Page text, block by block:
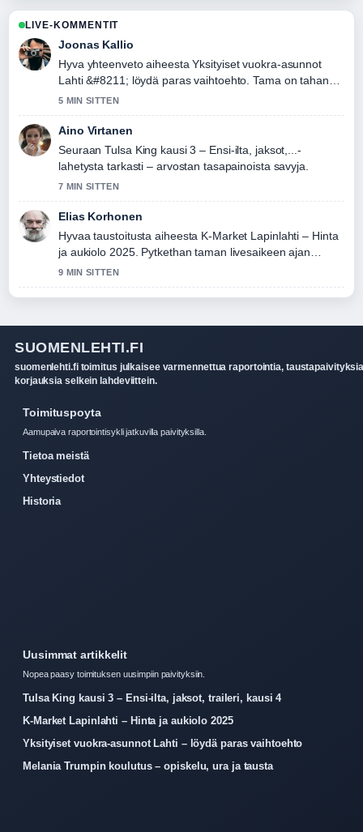
LIVE-KOMMENTIT
Joonas Kallio
Hyva yhteenveto aiheesta Yksityiset vuokra-asunnot
Lahti &#8211; löydä paras vaihtoehto. Tama on tahan
mennessa selkein kooste tanaan.
5 MIN SITTEN
Aino Virtanen
Seuraan Tulsa King kausi 3 – Ensi-ilta, jaksot,...-
lahetysta tarkasti – arvostan tasapainoista savyja.
7 MIN SITTEN
Elias Korhonen
Hyvaa taustoitusta aiheesta K-Market Lapinlahti – Hinta
ja aukiolo 2025. Pytkethan taman livesaikeen ajan
tasalla.
9 MIN SITTEN
SUOMENLEHTI.FI
suomenlehti.fi toimitus julkaisee varmennettua raportointia,
korjauksia selkein lahdeviittein.
Toimituspoyta
Aamupaiva raportointisykli jatkuvilla paivityksilla.
Tietoa meistä
Yhteystiedot
Historia
Uusimmat artikkelit
Nopea paasy toimituksen uusimpiin paivityksiin.
Tulsa King kausi 3 – Ensi-ilta, jaksot, traileri, kausi 4
K-Market Lapinlahti – Hinta ja aukiolo 2025
Yksityiset vuokra-asunnot Lahti – löydä paras vaihtoehto
Melania Trumpin koulutus – opiskelu, ura ja tausta